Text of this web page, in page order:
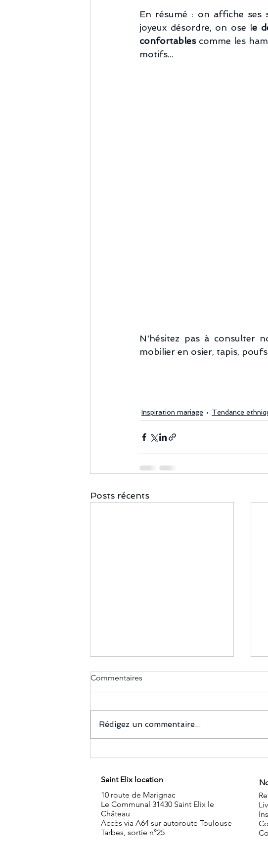
En résumé : on affiche ses
joyeux désordre, on ose le
confortables comme les
motifs...
N'hésitez pas à consulter
mobilier en osier, tapis,
Inspiration mariage Tendance
Posts récents
Commentaires
Rédigez un commentaire...
Saint Elix location
10 route de Marignac
Le Communal 31430 Saint Elix le
Château
Accès via A64 sur autoroute Toulouse
Tarbes, sortie n°25